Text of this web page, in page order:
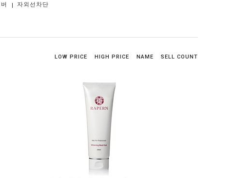
자외선차단
LOW PRICE HIGH PRICE NAME SELL COUNT